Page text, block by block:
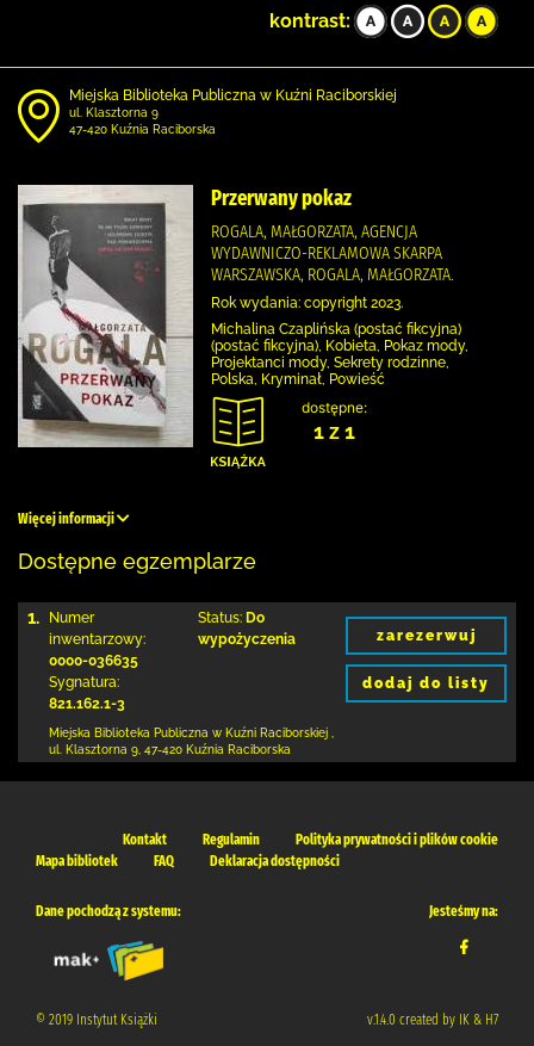
kontrast:
Miejska Biblioteka Publiczna w Kuźni Raciborskiej
ul. Klasztorna 9
47-420 Kuźnia Raciborska
Przerwany pokaz
ROGALA, MAŁGORZATA, AGENCJA
WYDAWNICZO-REKLAMOWA SKARPA
WARSZAWSKA, ROGALA, MAŁGORZATA.
Rok wydania: copyright 2023.
Michalina Czaplińska (postać fikcyjna)
(postać fikcyjna), Kobieta, Pokaz mody,
Projektanci mody, Sekrety rodzinne,
Polska, Kryminał, Powieść
dostępne:
1 z 1
Więcej informacji
Dostępne egzemplarze
1.
Numer
inwentarzowy:
0000-036635
Sygnatura:
821.162.1-3
Status: Do
wypożyczenia
Miejska Biblioteka Publiczna w Kuźni Raciborskiej
ul. Klasztorna 9 47-420 Kuźnia Raciborska
zarezerwuj
dodaj do listy
Kontakt Regulamin
Polityka prywatności i plików cookie
Mapa bibliotek
FAQ Deklaracja dostępności
Dane pochodzą z systemu: Jesteśmy na:
© 2019 Instytut Książki v.1.4.0 created by IK & H7